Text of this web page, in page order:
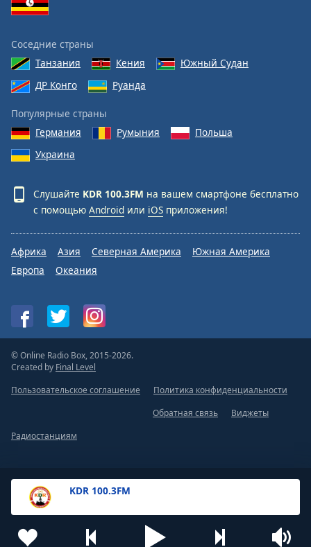
Done
Dialog
End
dialog
KDR 100.3FM
Соседние страны
Танзания
Кения
Южный Судан
ДР Конго
Руанда
Популярные страны
Германия
Румыния
Польша
Украина
Слушайте KDR 100.3FM на вашем смартфоне бесплатно
с помощью Android или iOS приложения!
Африка Азия Северная Америка
Южная Америка
Европа
Океания
© Online Radio Box, 2015-2026.
Created by Final Level
Пользовательское соглашение
Политика конфиденциальности
Обратная связь
Виджеты
Радиостанциям